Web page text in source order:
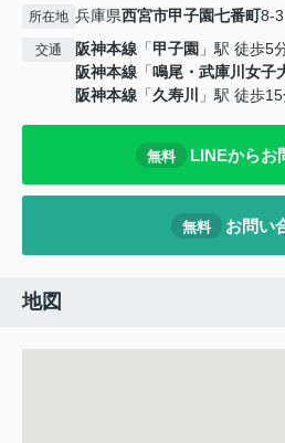
所在地 兵庫県西宮市甲子園七番町8-3
交通 阪神本線 「甲子園 」駅 徒歩5
阪神本線 「鳴尾・武庫川女子
阪神本線 「久寿川 」駅 徒歩
無料 LINEからお
無料 お問い
地図